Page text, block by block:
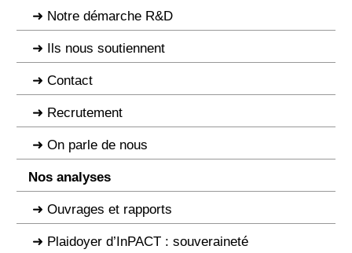
Notre démarche R&D
Ils nous soutiennent
Contact
Recrutement
On parle de nous
Nos analyses
Ouvrages et rapports
Plaidoyer d’InPACT : souveraineté